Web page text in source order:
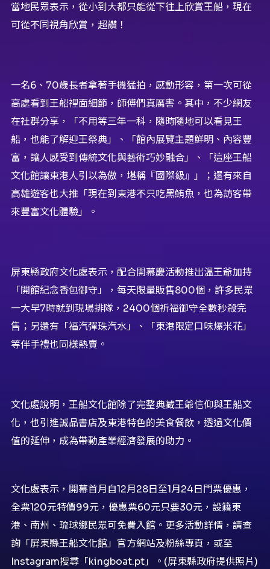
當地民眾表示，從小到大都只能從下往上欣賞王船，現在
可從不同視角欣賞，超讚！
一名6、70歲長者拿著手機猛拍，感動形容，第一次可從
高處看到王船裡面細節，師傅們真厲害。其中，不少網友
在社群分享，「不用等三年一科，隨時隨地可以看見王
船，也能了解迎王祭典」、「館內展覽主題鮮明、內容豐
富，讓人感受到傳統文化與藝術巧妙融合」、「這座王船
文化館讓東港人引以為傲，堪稱『國際級』」；還有來自
高雄遊客也大推「現在到東港不只吃黑鮪魚，也為訪客帶
來豐富文化體驗」。
屏東縣政府文化處表示，配合開幕慶活動推出溫王爺加持
「開館紀念香包御守」，每天限量販售800個，許多民眾
一大早7時就到現場排隊，2400個祈福御守全數秒殺完
售；另還有「福汽彈珠汽水」、「東港限定口味爆米花」
等伴手禮也同樣熱賣。
文化處說明，王船文化館除了完整典藏王爺信仰與王船文
化，也引進誠品書店及東港特色的美食餐飲，透過文化價
值的延伸，成為帶動產業經濟發展的助力。
文化處表示，開幕首月自12月28日至1月24日門票優惠，
全票120元特價99元，優惠票60元只要30元，設籍東
港、南州、琉球鄉民眾可免費入館。更多活動詳情，請查
詢「屏東縣王船文化館」官方網站及粉絲專頁，或至
Instagram搜尋「kingboat.pt」。(屏東縣政府提供照片)